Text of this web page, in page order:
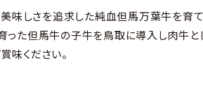
味しさを追求した純血但馬万葉牛を育て
た但馬牛の子牛を鳥取に導入し肉牛と
ください。